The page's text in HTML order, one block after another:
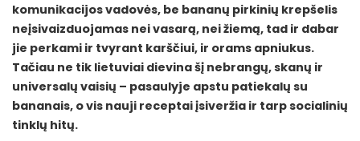
komunikacijos vadovės, be bananų pirkinių krepšelis
neįsivaizduojamas nei vasarą, nei žiemą, tad ir dabar
jie perkami ir tvyrant karščiui, ir orams apniukus.
Tačiau ne tik lietuviai dievina šį nebrangų, skanų ir
universalų vaisių – pasaulyje apstu patiekalų su
bananais, o vis nauji receptai įsiveržia ir tarp socialinių
tinklų hitų.